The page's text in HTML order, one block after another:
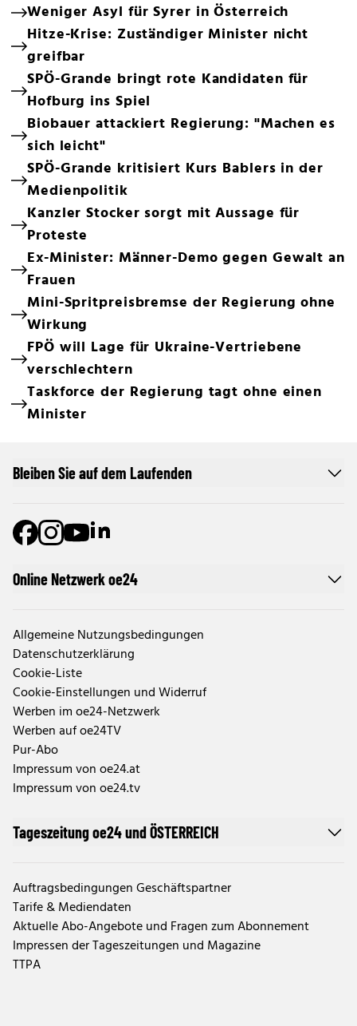
Weniger Asyl für Syrer in Österreich
Hitze-Krise: Zuständiger Minister nicht
greifbar
SPÖ-Grande bringt rote Kandidaten für
Hofburg ins Spiel
Biobauer attackiert Regierung: "Machen es
sich leicht"
SPÖ-Grande kritisiert Kurs Bablers in der
Medienpolitik
Kanzler Stocker sorgt mit Aussage für
Proteste
Ex-Minister: Männer-Demo gegen Gewalt an
Frauen
Mini-Spritpreisbremse der Regierung ohne
Wirkung
FPÖ will Lage für Ukraine-Vertriebene
verschlechtern
Taskforce der Regierung tagt ohne einen
Minister
Online Netzwerk oe24
Allgemeine Nutzungsbedingungen
Datenschutzerklärung
Cookie-Liste
Cookie-Einstellungen und Widerruf
Werben im oe24-Netzwerk
Werben auf oe24TV
Pur-Abo
Impressum von oe24.at
Impressum von oe24.tv
Tageszeitung oe24 und ÖSTERREICH
Auftragsbedingungen Geschäftspartner
Tarife & Mediendaten
Aktuelle Abo-Angebote und Fragen zum Abonnement
Impressen der Tageszeitungen und Magazine
TTPA
Bleiben Sie auf dem Laufenden